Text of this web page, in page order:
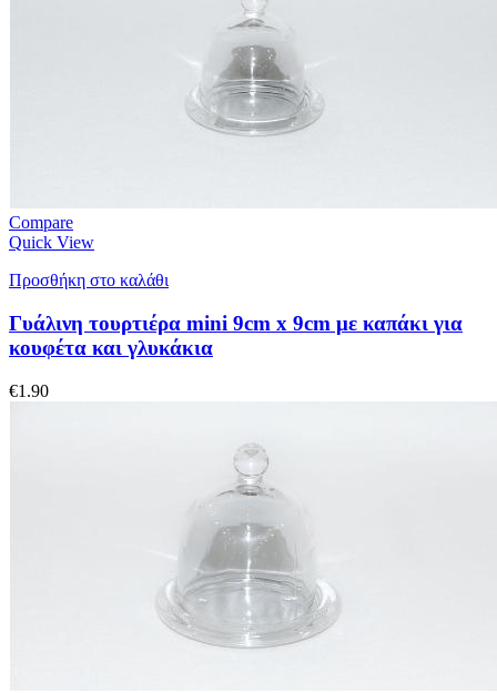
Compare
Quick View
Προσθήκη στο καλάθι
Γυάλινη τουρτιέρα mini 9cm x 9cm με καπάκι για
κουφέτα και γλυκάκια
€1.90